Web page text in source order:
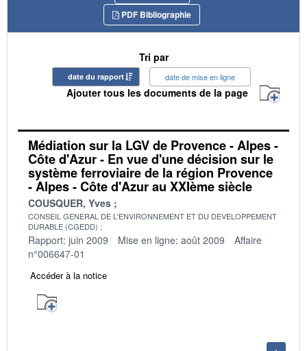
PDF Bibliographie
Tri par
date du rapport date de mise en ligne
Ajouter tous les documents de la page
Médiation sur la LGV de Provence - Alpes -
Côte d'Azur - En vue d'une décision sur le
système ferroviaire de la région Provence
- Alpes - Côte d'Azur au XXIème siècle
COUSQUER, Yves
CONSEIL GENERAL DE L'ENVIRONNEMENT ET DU DEVELOPPEMENT
DURABLE (CGEDD)
Rapport: juin 2009 Mise en ligne: août 2009
Affaire
n°006647-01
Accéder à la notice